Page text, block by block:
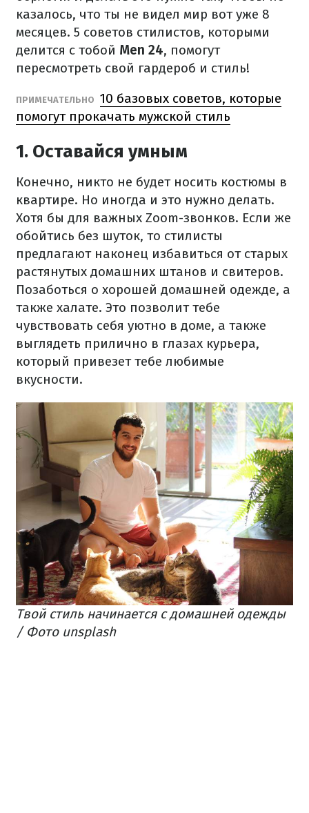
казалось, что ты не видел мир вот уже 8
месяцев. 5 советов стилистов, которыми
делится с тобой Men 24, помогут
пересмотреть свой гардероб и стиль!
ПРИМЕЧАТЕЛЬНО 10 базовых советов, которые
помогут прокачать мужской стиль
1. Оставайся умным
Конечно, никто не будет носить костюмы в
квартире. Но иногда и это нужно делать.
Хотя бы для важных Zoom-звонков. Если же
обойтись без шуток, то стилисты
предлагают наконец избавиться от старых
растянутых домашних штанов и свитеров.
Позаботься о хорошей домашней одежде, а
также халате. Это позволит тебе
чувствовать себя уютно в доме, а также
выглядеть прилично в глазах курьера,
который привезет тебе любимые
вкусности.
Твой стиль начинается с домашней одежды
/ Фото unsplash